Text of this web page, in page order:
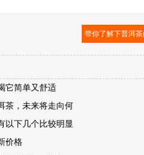
带你了解下普洱
它简单又舒适
茶，未来将走向何
以下几个比较明显
价格